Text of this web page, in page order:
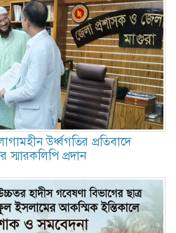
উর্ধ্বগতির প্রতিবাদে
প্রদান